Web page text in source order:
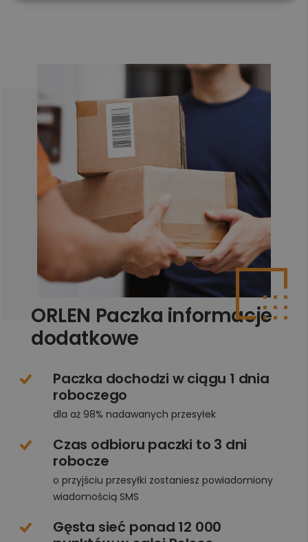
ORLEN Paczka informacje
dodatkowe
Paczka dochodzi w ciągu 1 dnia
roboczego
dla aż 98% nadawanych przesyłek
Czas odbioru paczki to 3 dni
robocze
o przyjściu przesyłki zostaniesz powiadomiony
wiadomością SMS
Gęsta sieć ponad 12 000